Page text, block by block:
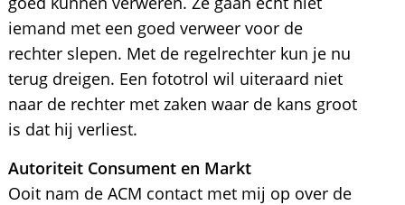
iemand met een goed verweer voor de
rechter slepen. Met de regelrechter kun je nu
terug dreigen. Een fototrol wil uiteraard niet
naar de rechter met zaken waar de kans groot
is dat hij verliest.
Autoriteit Consument en Markt
Ooit nam de ACM contact met mij op over de